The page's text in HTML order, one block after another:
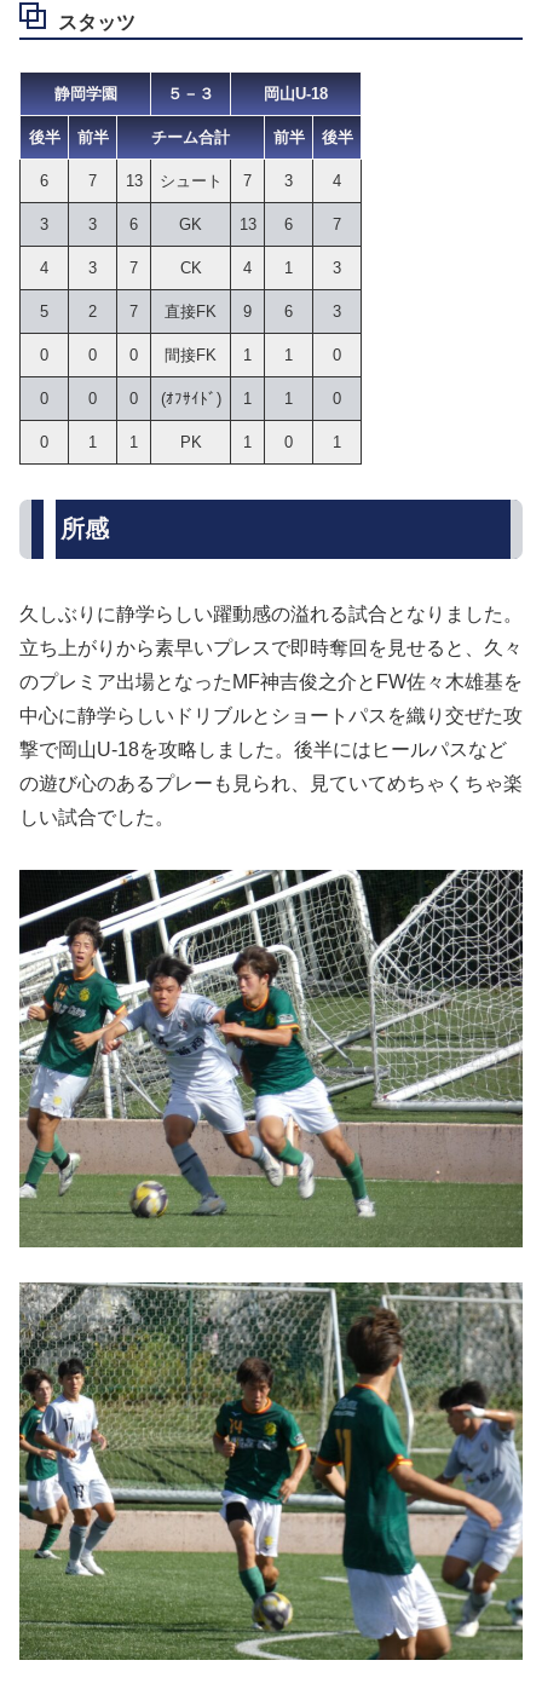
スタッツ
静岡学園 ５－３ 岡山U-18
後半 前半 チーム合計 前半 後半
6 7 13 シュート 7 3 4
3 3 6 GK 13 6 7
4 3 7 CK 4 1 3
5 2 7 直接FK 9 6 3
0 0 0 間接FK 1 1 0
0 0 0 (ｵﾌｻｲﾄﾞ) 1 1 0
0 1 1 PK 1 0 1
所感
久しぶりに静学らしい躍動感の溢れる試合となりました。
立ち上がりから素早いプレスで即時奪回を見せると、久々
のプレミア出場となったMF神吉俊之介とFW佐々木雄基を
中心に静学らしいドリブルとショートパスを織り交ぜた攻
撃で岡山U-18を攻略しました。後半にはヒールパスなど
の遊び心のあるプレーも見られ、見ていてめちゃくちゃ楽
しい試合でした。